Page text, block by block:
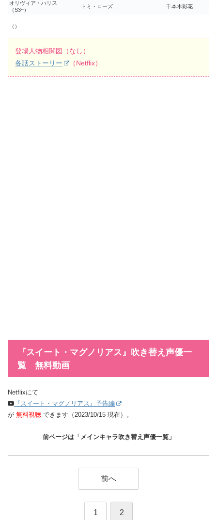
オリヴィア・ハリス
（S3~）
トミ・ローズ 千本木彩花
（）
登場人物相関図（なし）
各話ストーリー
（Netflix）
『スイート・マグノリアス』吹き替え声優一
覧 無料動画
Netflixにて
『スイート・マグノリアス』予告編
が 無料視聴 できます（2023/10/15 現在）。
前ページは「メインキャラ吹き替え声優一覧」
前へ
1 2